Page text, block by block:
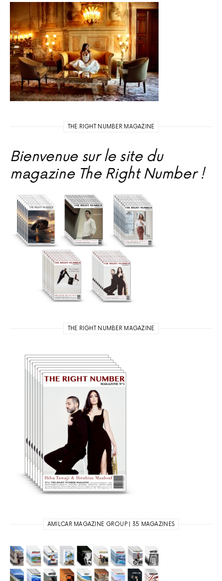
THE RIGHT NUMBER MAGAZINE
Bienvenue sur le site du
magazine The Right Number !
THE RIGHT NUMBER MAGAZINE
AMILCAR MAGAZINE GROUP | 35 MAGAZINES